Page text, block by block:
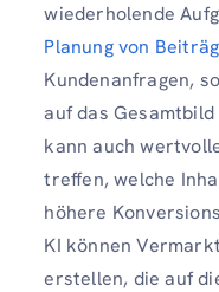
wiederholende
Planung von
Kundenanfragen,
auf das
kann auch
treffen, welche
höhere
KI können
erstellen, die auf